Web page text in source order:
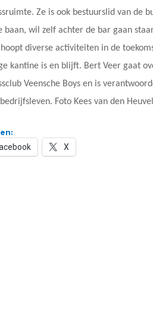
Ze is ook bestuurslid van de
baan, wil zelf achter de bar gaan
hoopt diverse activiteiten in de
kantine is en blijft. Bert Veer gaat
Veensche Boys en is
Foto Kees van den Heuvel
X